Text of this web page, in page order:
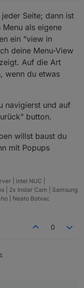
Seite; dann ist
als eigene
ein "view in
deine Menu-View
Auf die Art
wenn du etwas
navigierst und auf
button.
willst baust du
mit Popups
| intel NUC |
| 2x Instar Cam | Samsung
| Neato Botvac
0